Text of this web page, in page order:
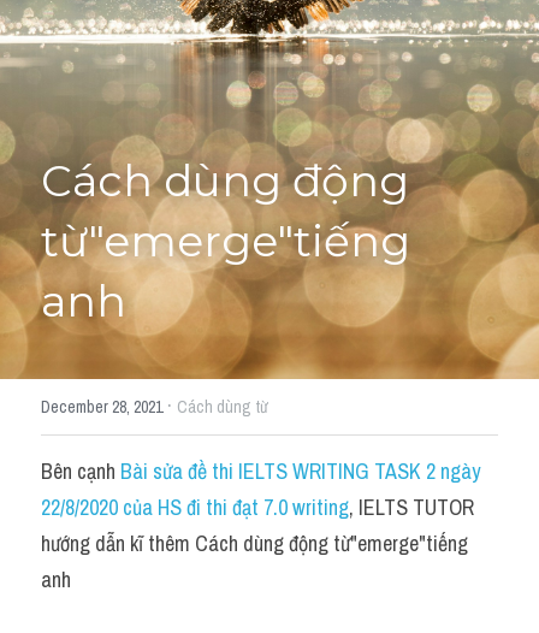
Học thử →
Cách dùng động
từ"emerge"tiếng
anh
December 28, 2021· Cách dùng từ
Bên cạnh Bài sửa đề thi IELTS WRITING TASK 2 ngày
22/8/2020 của HS đi thi đạt 7.0 writing, IELTS TUTOR
hướng dẫn kĩ thêm Cách dùng động từ"emerge"tiếng
anh